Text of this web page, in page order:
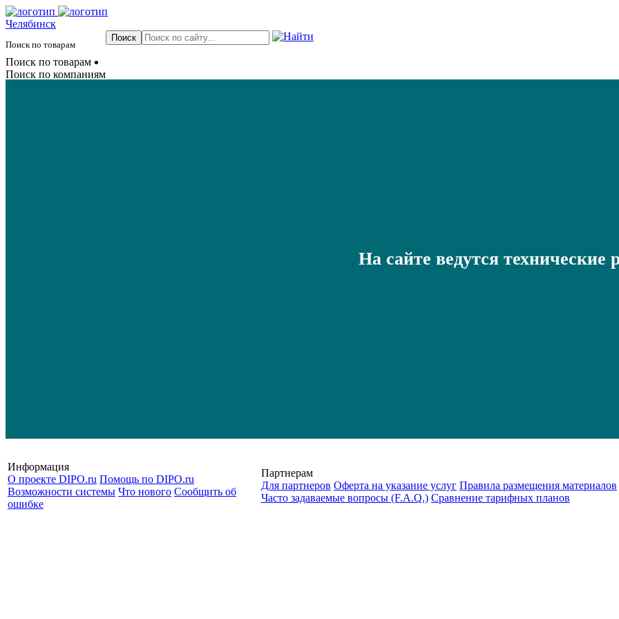
Челябинск
Поиск по товарам
Поиск по товарам
Поиск по компаниям
На сайте ведутся технические
Информация
О проекте DIPO.ru Помощь по DIPO.ru
Возможности системы Что нового Сообщить об
ошибке
Партнерам
Для партнеров Оферта на указание услуг Правила размещения материалов
Часто задаваемые вопросы (F.A.Q.) Cравнение тарифных планов